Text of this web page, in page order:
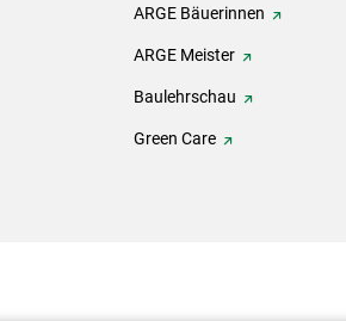
ARGE Bäuerinnen
ARGE Meister
Baulehrschau
Green Care